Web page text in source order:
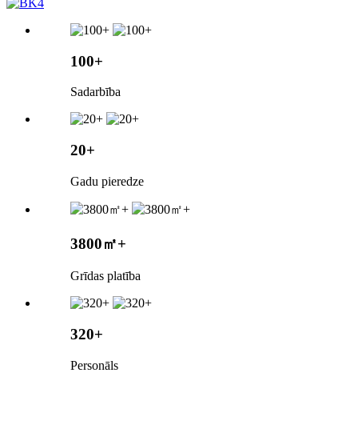
100+
Sadarbība
20+
Gadu pieredze
3800㎡+
Grīdas platība
320+
Personāls